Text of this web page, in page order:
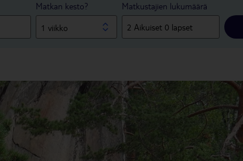
Matkan kesto?
1 viikko
Matkustajien lukumäärä